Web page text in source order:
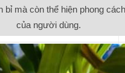
bỉ mà còn thể hiện phong
của người dùng.